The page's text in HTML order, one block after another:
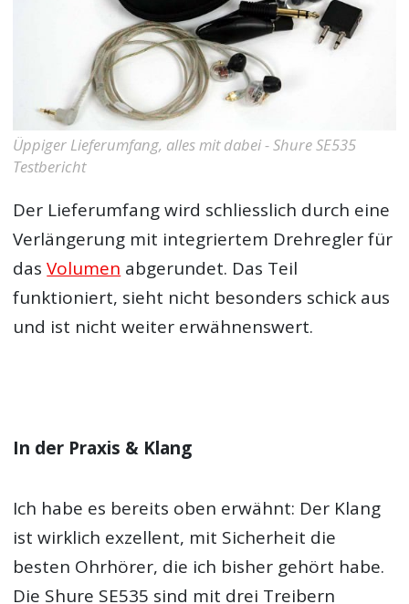
Üppiger Lieferumfang, alles mit dabei - Shure SE535
Testbericht
Der Lieferumfang wird schliesslich durch eine
Verlängerung mit integriertem Drehregler für
dasVolumen abgerundet. Das Teil
funktioniert, sieht nicht besonders schick aus
und ist nicht weiter erwähnenswert.
In der Praxis & Klang
Ich habe es bereits oben erwähnt: Der Klang
ist wirklich exzellent, mit Sicherheit die
besten Ohrhörer, die ich bisher gehört habe.
Die Shure SE535 sind mit drei Treibern